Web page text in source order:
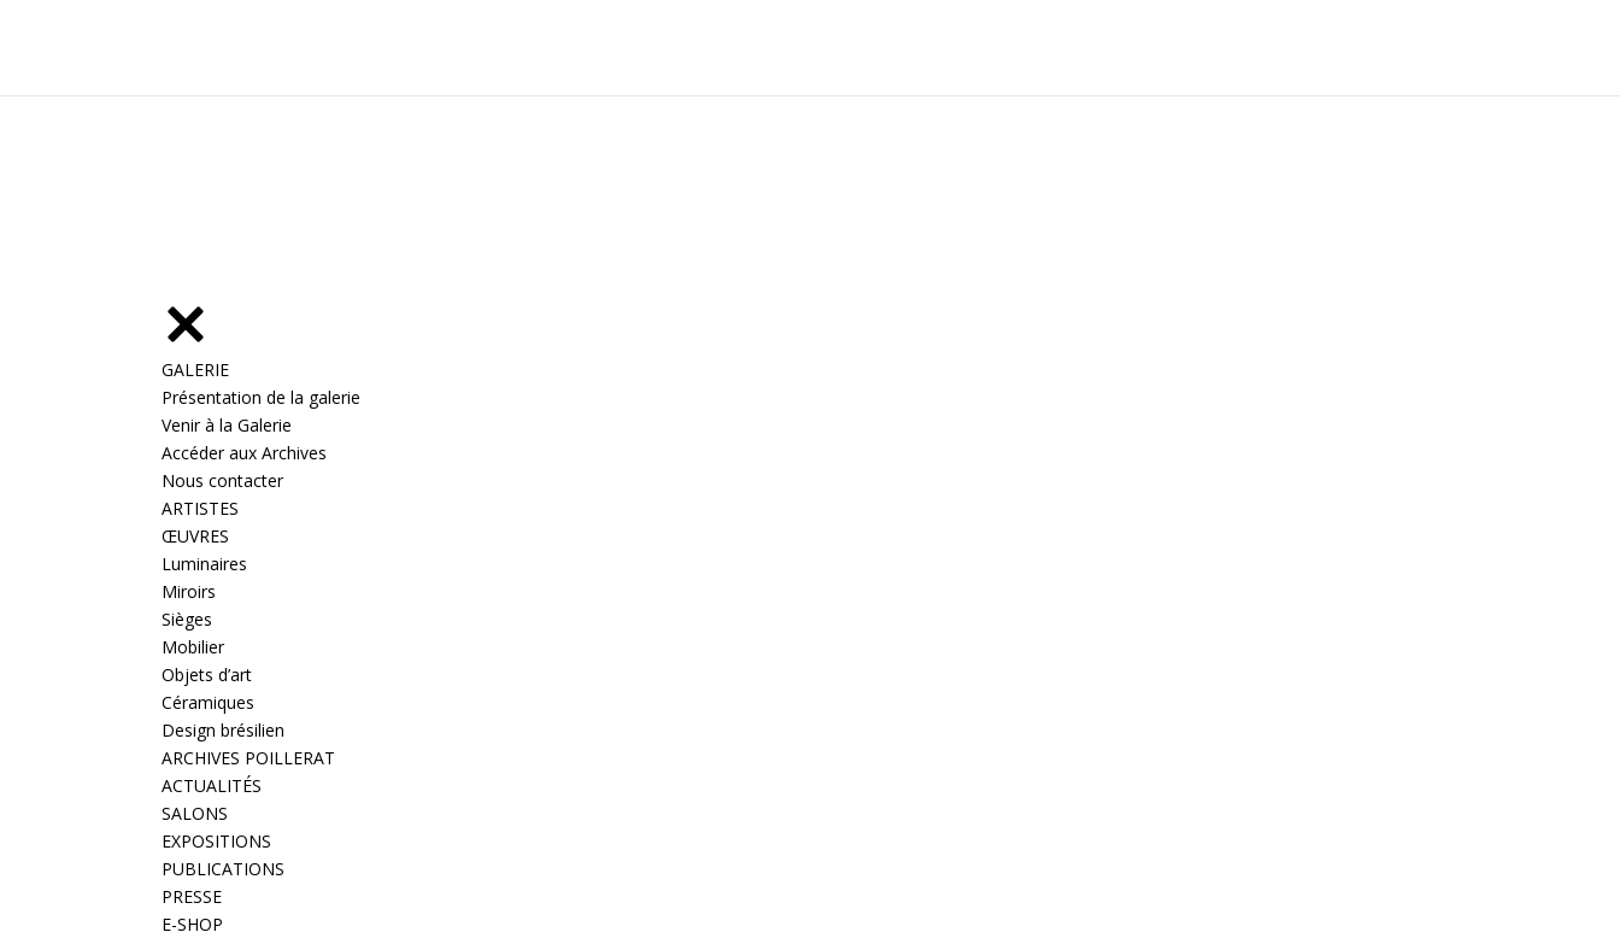
GALERIE
Présentation de la galerie
Venir à la Galerie
Accéder aux Archives
Nous contacter
ARTISTES
ŒUVRES
Luminaires
Miroirs
Sièges
Mobilier
Objets d’art
Céramiques
Design brésilien
ARCHIVES POILLERAT
ACTUALITÉS
SALONS
EXPOSITIONS
PUBLICATIONS
PRESSE
E-SHOP